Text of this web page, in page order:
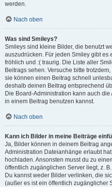
werden.
Nach oben
Was sind Smileys?
Smileys sind kleine Bilder, die benutzt
auszudrücken. Für jeden Smiley gibt es
fröhlich und :( traurig. Die Liste aller
Beitrags sehen. Versuche bitte
sie können einen Beitrag schnell
deshalb deinen Beitrag entsprechend
Die Board-Administration kann auch
in einem Beitrag benutzen kannst.
Nach oben
Kann ich Bilder in meine Beiträge
Ja, Bilder können in deinem Beitrag
Administration Dateianhänge erlaubt
hochladen. Ansonsten musst du zu
öffentlich zugänglichen Server liegt, z.
Du kannst weder Bilder verlinken, die
(außer es ist ein öffentlich zugänglicher